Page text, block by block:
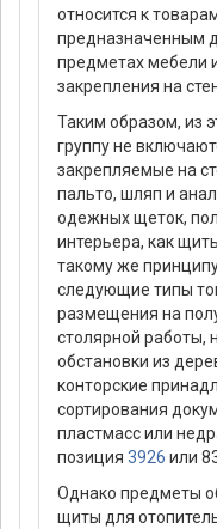
относится к
предназначенным
предметах мебели
закрепления на
Таким образом, из
группу не
закрепляемые на
пальто, шляп и
одежных щеток,
интерьера, как
такому же
следующие типы
размещения на
столярной работы,
обстановки из
конторские
сортирования
пластмасс или
позиция 3926 или
Однако предметы
щиты для